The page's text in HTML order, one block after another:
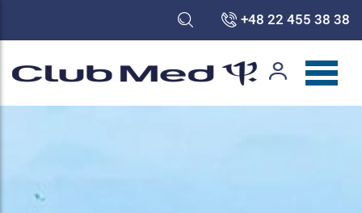
+48 22 455 38 38